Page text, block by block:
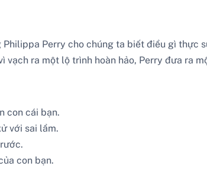
Perry cho chúng ta biết điều gì thực
vạch ra một lộ trình hoàn hảo, Perry đưa ra
con cái bạn.
với sai lầm.
con bạn.